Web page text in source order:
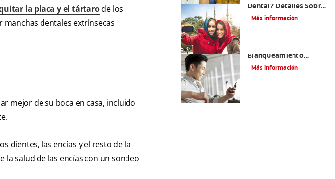
la placa y el tártarode los
manchas dentales extrínsecas
mejor de su boca en casa, incluido
dientes, las encías y el resto de la
la salud de las encías con un sondeo
Dental? Detalles Sobre
Los Métodos Y Los
Más información
Blanqueamiento
Dental Y Carillas
Más información